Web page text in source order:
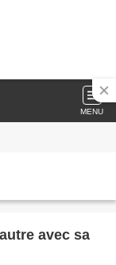
MENU
avec sa